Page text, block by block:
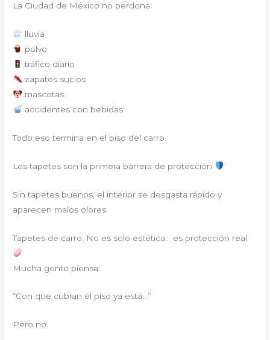
La Ciudad de México no perdona:
lluvia
polvo
tráfico diario
zapatos sucios
mascotas
accidentes con bebidas
Todo eso termina en el piso del carro.
Los tapetes son la primera barrera de protección
Sin tapetes buenos, el interior se desgasta rápido y
aparecen malos olores.
Tapetes de carro: No es solo estética… es protección real
Mucha gente piensa:
“Con que cubran el piso ya está…”
Pero no.